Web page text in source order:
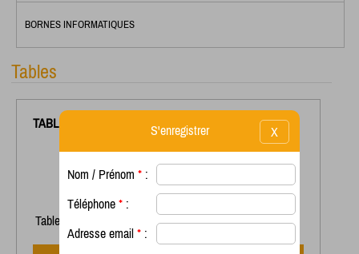
BORNES INFORMATIQUES
Tables
TABLE
Table Plateau 4 Places plateau 1190 X 780
X
S'enregistrer
Nom / Prénom * :
Téléphone * :
Adresse email * :